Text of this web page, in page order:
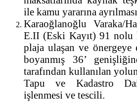
ile kamu yararına
Karaoğlanoğlu Varaka/
E.II (Eski Kayıt) 91 nolu
plaja ulaşan ve önergeye
boyanmış 36’
tarafından kullanılan
Tapu ve Kadastro
işlenmesi ve tescili.